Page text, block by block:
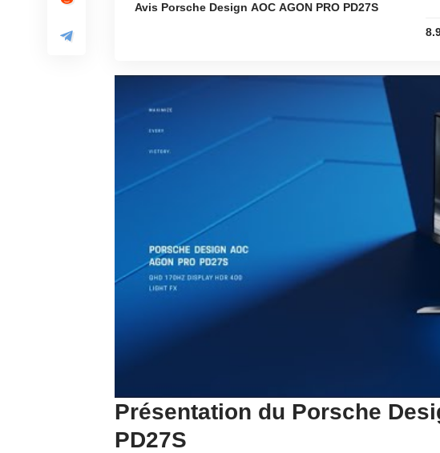
Avis Porsche Design AOC AGON PRO PD27S
Présentation du Porsche
PD27S